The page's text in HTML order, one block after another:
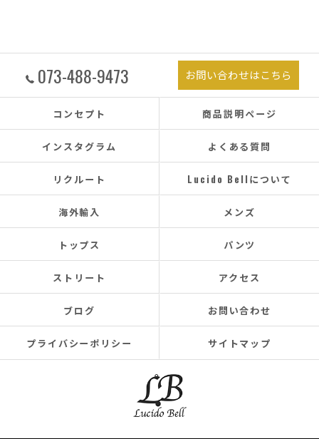
073-488-9473 お問い合わせはこちら
コンセプト 商品説明ページ
インスタグラム よくある質問
リクルート Lucido Bellについて
海外輸入 メンズ
トップス パンツ
ストリート アクセス
ブログ お問い合わせ
プライバシーポリシー サイトマップ